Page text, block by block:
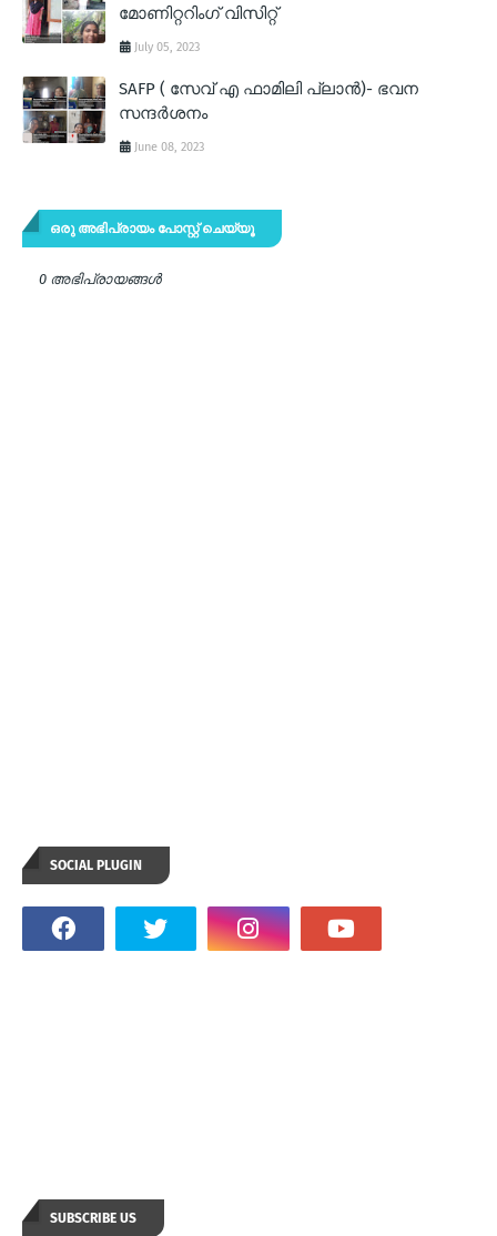
മോണിറ്ററിംഗ് വിസിറ്റ്
July 05, 2023
SAFP ( സേവ് എ ഫാമിലി പ്ലാന്‍)- ഭവന
സന്ദര്‍ശനം
June 08, 2023
ഒരു അഭിപ്രായം പോസ്റ്റ് ചെയ്യൂ
0 അഭിപ്രായങ്ങള്‍
SOCIAL PLUGIN
SUBSCRIBE US